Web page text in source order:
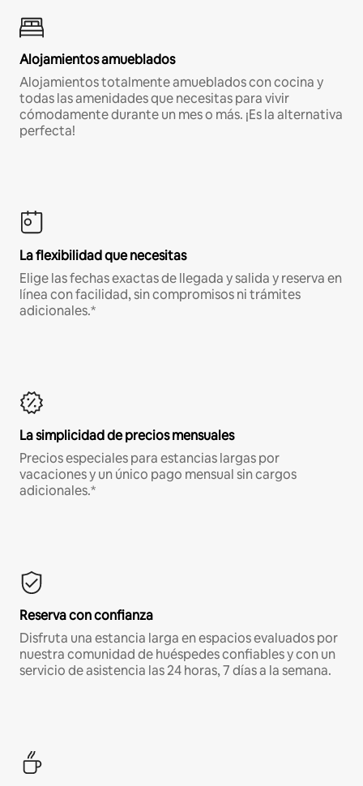
Alojamientos amueblados
Alojamientos totalmente amueblados con cocina y
todas las amenidades que necesitas para vivir
cómodamente durante un mes o más. ¡Es la alternativa
perfecta!
La flexibilidad que necesitas
Elige las fechas exactas de llegada y salida y reserva en
línea con facilidad, sin compromisos ni trámites
adicionales.*
La simplicidad de precios mensuales
Precios especiales para estancias largas por
vacaciones y un único pago mensual sin cargos
adicionales.*
Reserva con confianza
Disfruta una estancia larga en espacios evaluados por
nuestra comunidad de huéspedes confiables y con un
servicio de asistencia las 24 horas, 7 días a la semana.